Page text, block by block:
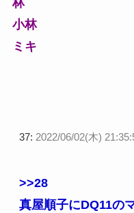
林
小林
ミキ
37: 2022/06/02(木)
>>28
真屋順子にDQ11の